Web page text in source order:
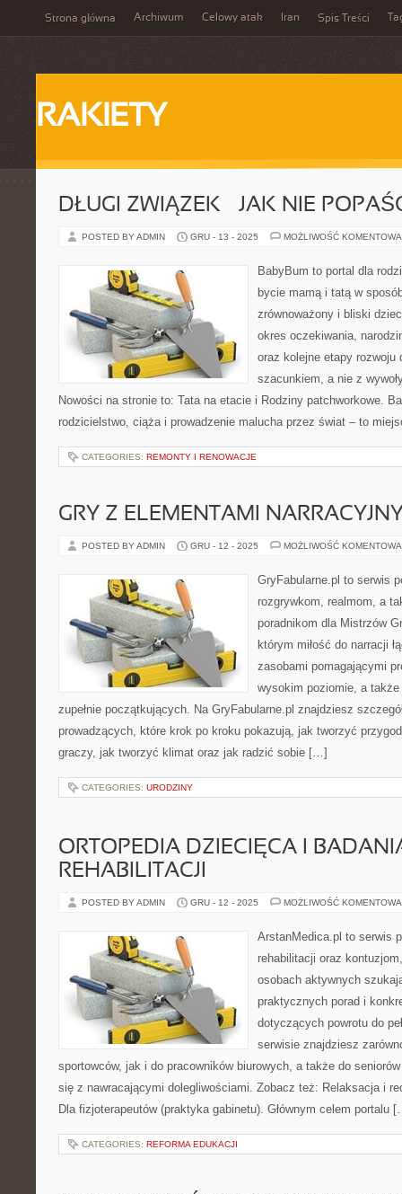
Strona główna Archiwum Celowy atak Iran Spis Treści
RAKIETY
DŁUGI ZWIĄZEK – JAK NIE
POSTED BY ADMIN GRU - 13 - 2025 MOŻLIWOŚĆ
BabyBum to portal dla
bycie mamą i tatą w
zrównoważony i bliski
okres oczekiwania,
oraz kolejne etapy rozwoju
szacunkiem, a nie z
Nowości na stronie to: Tata na etacie i Rodziny patchworkowe.
rodzicielstwo, ciąża i prowadzenie malucha przez świat – to
CATEGORIES: REMONTY I RENOWACJE
GRY Z ELEMENTAMI
POSTED BY ADMIN GRU - 12 - 2025 MOŻLIWOŚĆ
GryFabularne.pl to serwis
rozgrywkom, realmom, a
poradnikom dla Mistrzów
którym miłość do narracji
zasobami pomagającymi
wysokim poziomie, a
zupełnie początkujących. Na GryFabularne.pl znajdziesz
prowadzących, które krok po kroku pokazują, jak tworzyć
graczy, jak tworzyć klimat oraz jak radzić sobie […]
CATEGORIES: URODZINY
ORTOPEDIA DZIECIĘCA I
REHABILITACJI
POSTED BY ADMIN GRU - 12 - 2025 MOŻLIWOŚĆ
ArstanMedica.pl to serwis
rehabilitacji oraz
osobach aktywnych
praktycznych porad i
dotyczących powrotu do
serwisie znajdziesz
sportowców, jak i do pracowników biurowych, a także do
się z nawracającymi dolegliwościami. Zobacz też: Relaksacja i
Dla fizjoterapeutów (praktyka gabinetu). Głównym celem portalu
CATEGORIES: REFORMA EDUKACJI